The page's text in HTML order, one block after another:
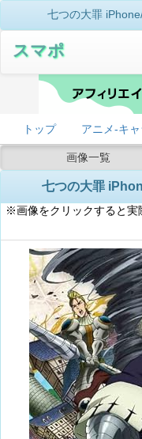
七つの大罪
スマポ
トップ アニメ-キャ
画像一覧
七つの大罪
※画像をクリックすると実